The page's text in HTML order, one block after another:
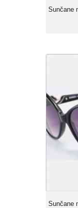
Sunčane
Sunčane